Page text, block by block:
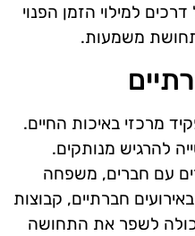
למילוי הזמן הפנוי
תחושת משמעות.
מרכזי באיכות החיים.
להרגיש מנותקים.
עם חברים, משפחה
חברתיים, קבוצות
יכולה לשפר את התחושה